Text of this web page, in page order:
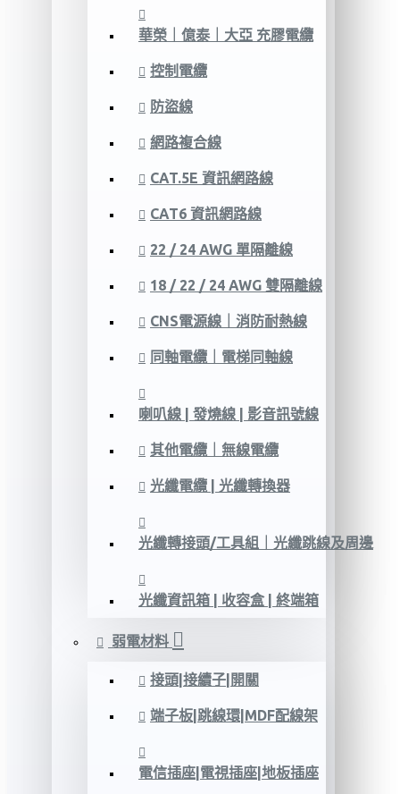
華榮｜億泰｜大亞 充膠電纜
控制電纜
防盜線
網路複合線
CAT.5E 資訊網路線
CAT6 資訊網路線
22 / 24 AWG 單隔離線
18 / 22 / 24 AWG 雙隔離線
CNS電源線｜消防耐熱線
同軸電纜｜電梯同軸線
喇叭線 | 發燒線 | 影音訊號線
其他電纜｜無線電纜
光纖電纜 | 光纖轉換器
光纖轉接頭/工具組｜光纖跳線及周邊
光纖資訊箱 | 收容盒 | 終端箱
弱電材料
接頭|接續子|開關
端子板|跳線環|MDF配線架
電信插座|電視插座|地板插座